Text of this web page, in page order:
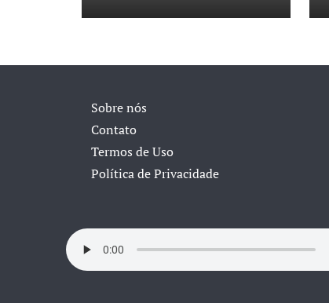
Sobre nós
Contato
Termos de Uso
Política de Privacidade